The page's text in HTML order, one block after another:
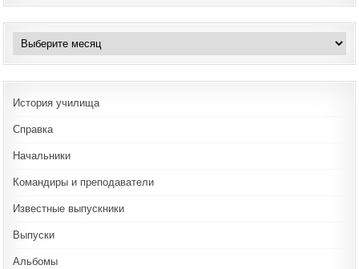
Архивы
История училища
Справка
Начальники
Командиры и преподаватели
Известные выпускники
Выпуски
Альбомы